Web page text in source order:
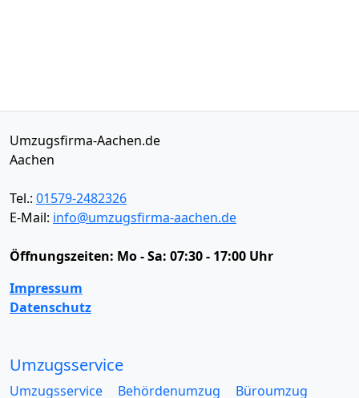
Umzugsfirma-Aachen.de
Aachen
Tel.: 01579-2482326
E-Mail: info@umzugsfirma-aachen.de
Öffnungszeiten: Mo - Sa: 07:30 - 17:00 Uhr
Impressum
Datenschutz
Umzugsservice
Umzugsservice Behördenumzug
Büroumzug